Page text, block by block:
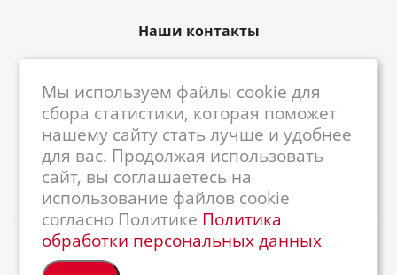
Наши контакты
centrkkm@centrkkm.ru
185005, г. Петрозаводск, ул. Промышленная,
1/26
2026 © Республиканский Центр ККМ
Мы используем файлы cookie для
сбора статистики, которая поможет
нашему сайту стать лучше и удобнее
для вас. Продолжая использовать
сайт, вы соглашаетесь на
использование файлов cookie
согласно Политике Политика
обработки персональных данных